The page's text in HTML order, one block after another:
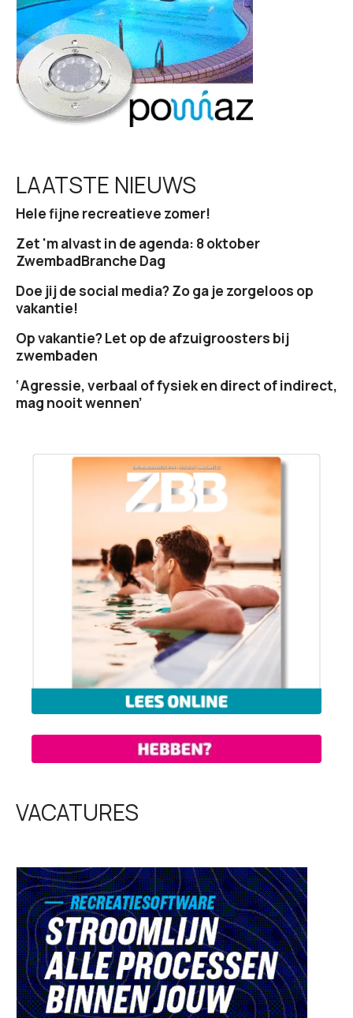
t
i
e
LAATSTE NIEUWS
Hele fijne recreatieve zomer!
Zet 'm alvast in de agenda: 8 oktober
ZwembadBranche Dag
Doe jij de social media? Zo ga je zorgeloos op
vakantie!
Op vakantie? Let op de afzuigroosters bij
zwembaden
‘Agressie, verbaal of fysiek en direct of indirect,
mag nooit wennen’
VACATURES